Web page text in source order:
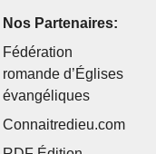
Nos Partenaires:
Fédération
romande d’Églises
évangéliques
Connaitredieu.com